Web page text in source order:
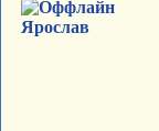
Ярослав